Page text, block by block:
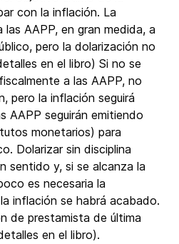
con la inflación. La
AAPP, en gran medida, a
pero la dolarización no
en el libro) Si no se
a las AAPP, no
pero la inflación seguirá
AAPP seguirán emitiendo
monetarios) para
Dolarizar sin disciplina
sentido y, si se alcanza la
es necesaria la
inflación se habrá acabado.
de prestamista de última
en el libro).